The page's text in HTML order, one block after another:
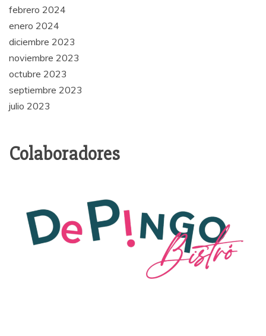
febrero 2024
enero 2024
diciembre 2023
noviembre 2023
octubre 2023
septiembre 2023
julio 2023
Colaboradores